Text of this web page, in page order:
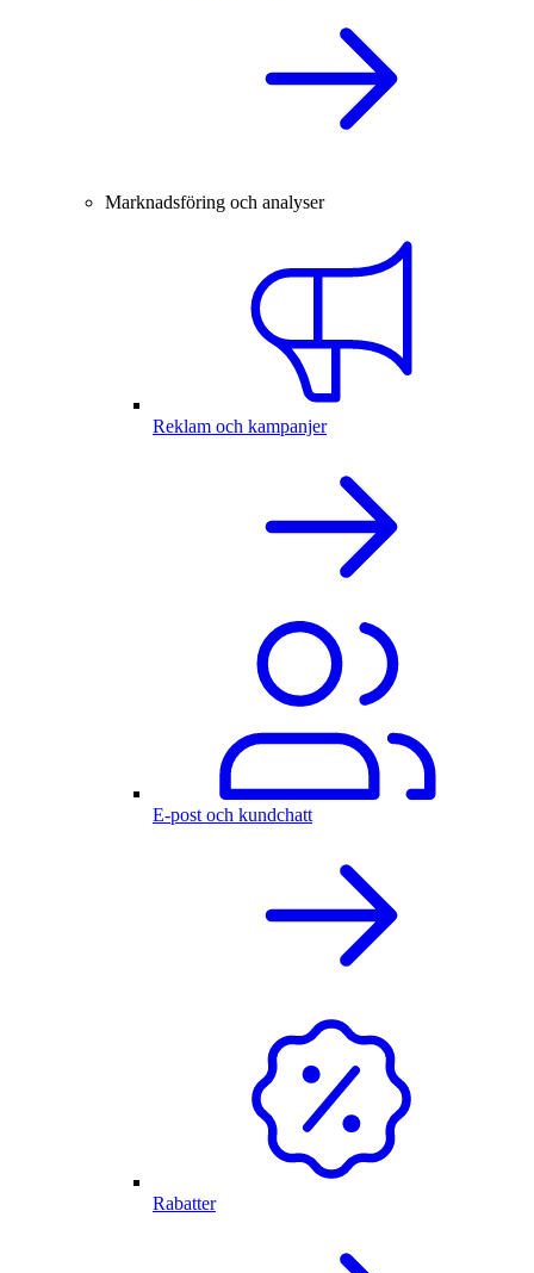
Marknadsföring och analyser
Reklam och kampanjer
E-post och kundchatt
Rabatter